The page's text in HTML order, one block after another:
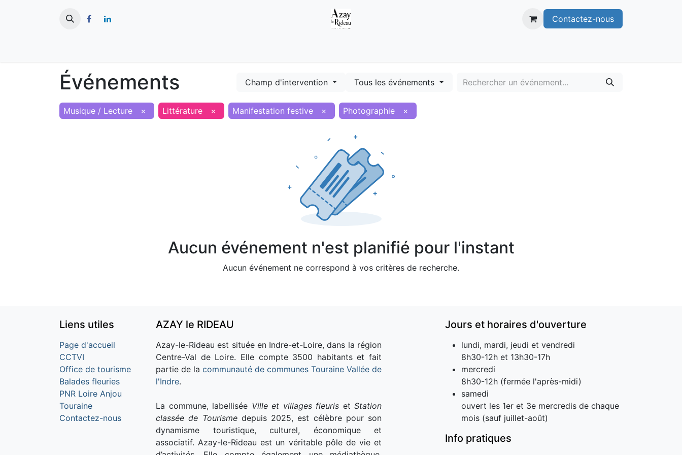
Contactez-nous
Événements Champ d'intervention Tous les événements
Musique / Lecture × Littérature × Manifestation festive × Photographie ×
Aucun événement n'est planifié pour l'instant
Aucun événement ne correspond à vos critères de recherche.
Liens utiles
Page d'accueil
CCTVI
Office de tourisme
Balades fleuries
PNR Loire Anjou
Touraine
Contactez-nous
AZAY le RIDEAU
Azay-le-Rideau est située en Indre-et-Loire, dans la région
Centre-Val de Loire. Elle compte 3500 habitants et fait
partie de la communauté de communes Touraine Vallée de
l'Indre.
La commune, labellisée Ville et villages fleuris et Station
classée de Tourismedepuis 2025, est célèbre pour son
dynamisme touristique, culturel, économique et
associatif. Azay-le-Rideau est un véritable pôle de vie et
Jours et horaires d'ouverture
lundi, mardi, jeudi et vendredi
8h30-12h et 13h30-17h
mercredi
8h30-12h (fermée l'après-midi)
samedi
ouvert les 1er et 3e mercredis de chaque
mois (sauf juillet-août)
Info pratiques